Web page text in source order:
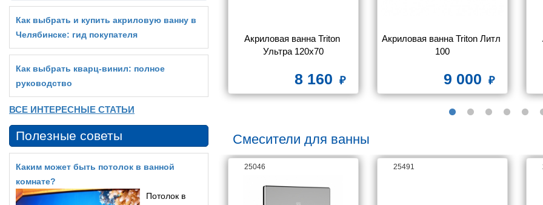
Triton
120
Акриловая ванна Triton
Ультра 170x70
Акриловая ванна Triton
Ультра 120x70
8 160
Акриловая ванна Triton Литл
100
9 000
Смесители для ванны
26063 25046 25491
Как выбрать и купить акриловую ванну в
Челябинске: гид покупателя
Как выбрать кварц‑винил: полное
руководство
ВСЕ ИНТЕРЕСНЫЕ СТАТЬИ
Полезные советы
Каким может быть потолок в ванной
комнате?
Потолок в